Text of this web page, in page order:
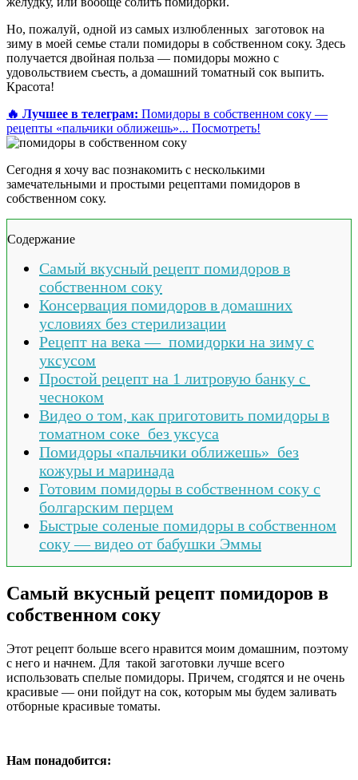
Но, пожалуй, одной из самых излюбленных заготовок на
зиму в моей семье стали помидоры в собственном соку. Здесь
получается двойная польза — помидоры можно с
удовольствием съесть, а домашний томатный сок выпить.
Красота!
🔥 Лучшее в телеграм: Помидоры в собственном соку —
рецепты «пальчики оближешь»... Посмотреть!
Сегодня я хочу вас познакомить с несколькими
замечательными и простыми рецептами помидоров в
собственном соку.
Содержание
Самый вкусный рецепт помидоров в
собственном соку
Консервация помидоров в домашних
условиях без стерилизации
Рецепт на века — помидорки на зиму с
уксусом
Простой рецепт на 1 литровую банку с
чесноком
Видео о том, как приготовить помидоры в
томатном соке без уксуса
Помидоры «пальчики оближешь» без
кожуры и маринада
Готовим помидоры в собственном соку с
болгарским перцем
Быстрые соленые помидоры в собственном
соку — видео от бабушки Эммы
Самый вкусный рецепт помидоров в
собственном соку
Этот рецепт больше всего нравится моим домашним, поэтому
с него и начнем. Для такой заготовки лучше всего
использовать спелые помидоры. Причем, сгодятся и не очень
красивые — они пойдут на сок, которым мы будем заливать
отборные красивые томаты.
Нам понадобится: